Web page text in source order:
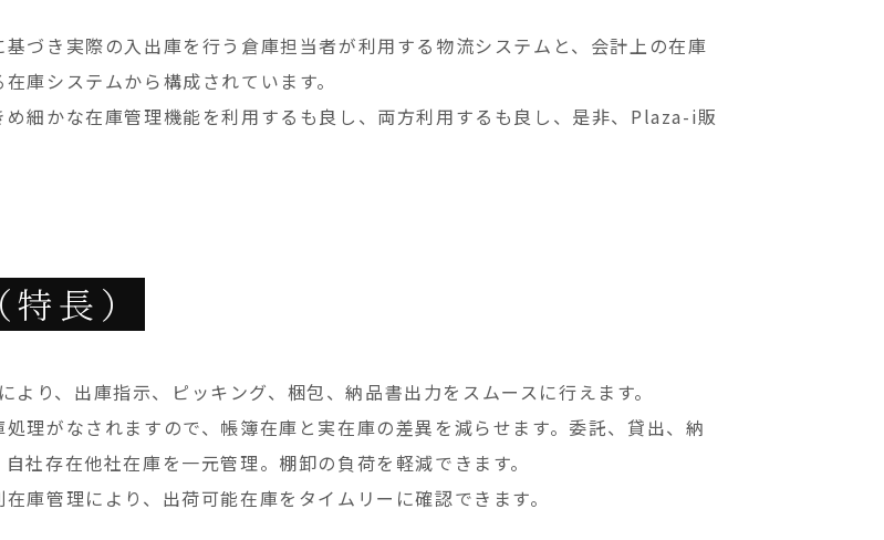
づき実際の入出庫を行う倉庫担当者が利用する物流システムと、 会計上の在庫
庫システムから構成されています。
細かな在庫管理機能を利用するも良し、両方利用するも良し、是非、Plaza-i販
長）
り、出庫指示、ピッキング、梱包、納品書出力をスムースに行えます。
理がなされますので、帳簿在庫と実在庫の差異を減らせます。 委託、貸出、納
社存在他社在庫を一元管理。棚卸の負荷を軽減できます。
庫管理により、出荷可能在庫をタイムリーに確認できます。